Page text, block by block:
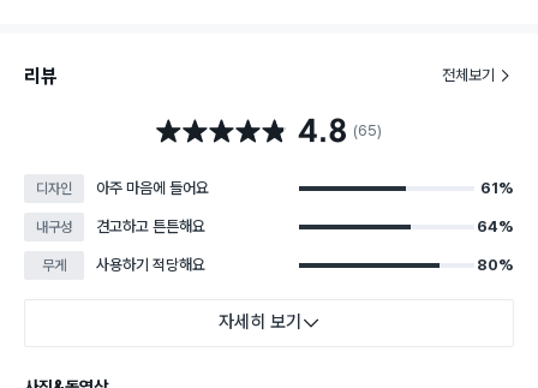
리뷰 전체보기
별점 4.8점 4.8 (65)
디자인 아주 마음에 들어요 61%
내구성 견고하고 튼튼해요 64%
무게 사용하기 적당해요 80%
자세히 보기